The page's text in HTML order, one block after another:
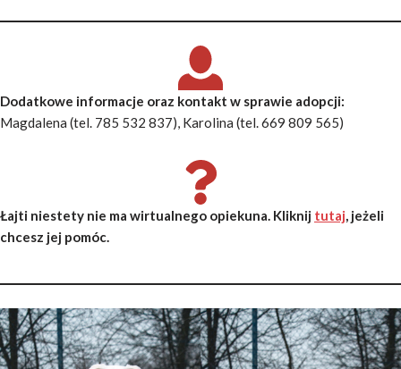
Dodatkowe informacje oraz kontakt w sprawie adopcji:
Magdalena (tel. 785 532 837), Karolina (tel. 669 809 565)
Łajti niestety nie ma wirtualnego opiekuna. Kliknij tutaj, jeżeli
chcesz jej pomóc.